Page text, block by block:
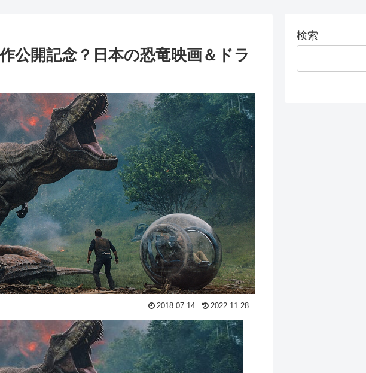
公開記念？日本の恐竜映画＆ドラ
2018.07.14 2022.11.28
検索